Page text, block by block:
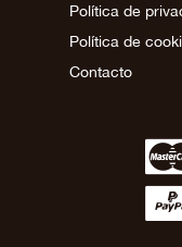
Política de
Política de
Contacto